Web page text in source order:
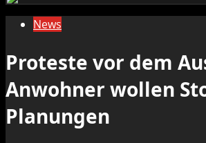
News
Proteste vor dem
Anwohner wollen
Planungen